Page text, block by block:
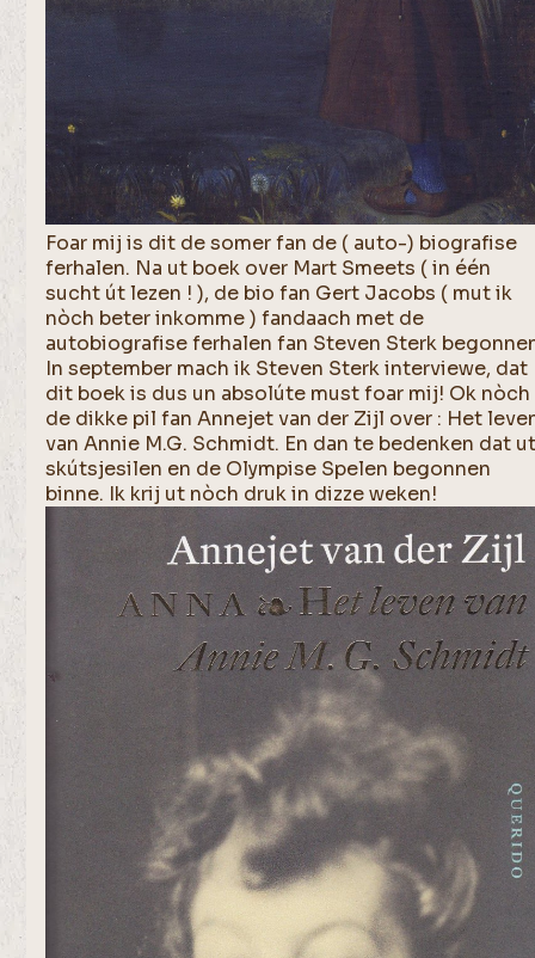
Foar mij is dit de somer fan de ( auto-) biografise
ferhalen. Na ut boek over Mart Smeets ( in één
sucht út lezen ! ), de bio fan Gert Jacobs ( mut ik
nòch beter inkomme ) fandaach met de
autobiografise ferhalen fan Steven Sterk
In september mach ik Steven Sterk interviewe, dat
dit boek is dus un absolúte must foar mij! Ok nòch
de dikke pil fan Annejet van der Zijl over : Het
van Annie M.G. Schmidt. En dan te bedenken dat
skútsjesilen en de Olympise Spelen begonnen
binne. Ik krij ut nòch druk in dizze weken!